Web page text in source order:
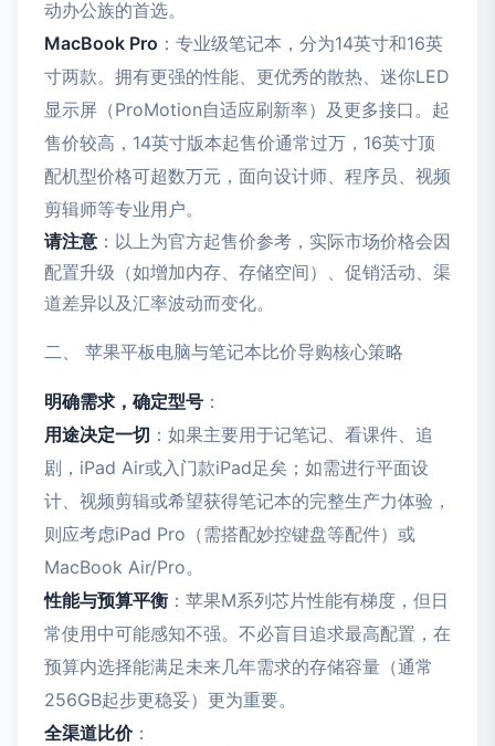
动办公族的首选。
MacBook Pro ：专业级笔记本，分为14英寸和16英
寸两款。拥有更强的性能、更优秀的散热、迷你LED
显示屏（ProMotion自适应刷新率）及更多接口。起
售价较高，14英寸版本起售价通常过万，16英寸顶
配机型价格可超数万元，面向设计师、程序员、视频
剪辑师等专业用户。
请注意 ：以上为官方起售价参考，实际市场价格会因
配置升级（如增加内存、存储空间）、促销活动、渠
道差异以及汇率波动而变化。
二、 苹果平板电脑与笔记本比价导购核心策略
明确需求，确定型号 ：
用途决定一切 ：如果主要用于记笔记、看课件、追
剧，iPad Air或入门款iPad足矣；如需进行平面设
计、视频剪辑或希望获得笔记本的完整生产力体验，
则应考虑iPad Pro（需搭配妙控键盘等配件）或
MacBook Air/Pro。
性能与预算平衡 ：苹果M系列芯片性能有梯度，但日
常使用中可能感知不强。不必盲目追求最高配置，在
预算内选择能满足未来几年需求的存储容量（通常
256GB起步更稳妥）更为重要。
全渠道比价：